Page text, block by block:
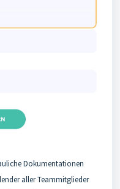
Dokumentationen
aller Teammitglieder